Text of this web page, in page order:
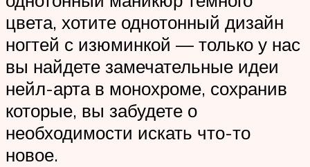
цвета, хотите однотонный дизайн
ногтей с изюминкой — только у нас
вы найдете замечательные идеи
нейл-арта в монохроме, сохранив
которые, вы забудете о
необходимости искать что-то
новое.